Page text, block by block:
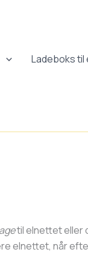
Ladeboks til
til elnettet eller
elnettet, når